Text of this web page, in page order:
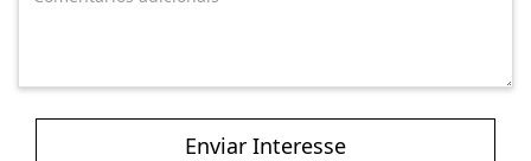
Enviar Interesse